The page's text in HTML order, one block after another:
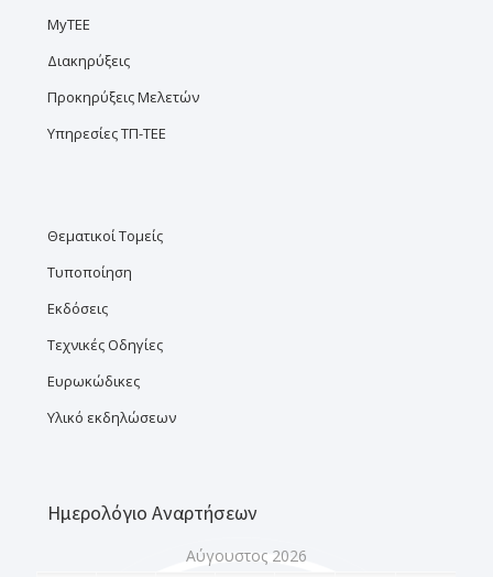
MyTEE
Διακηρύξεις
Προκηρύξεις Μελετών
Υπηρεσίες ΤΠ-ΤΕΕ
Θεματικοί Τομείς
Τυποποίηση
Εκδόσεις
Τεχνικές Οδηγίες
Ευρωκώδικες
Υλικό εκδηλώσεων
Ημερολόγιο Αναρτήσεων
Αύγουστος 2026